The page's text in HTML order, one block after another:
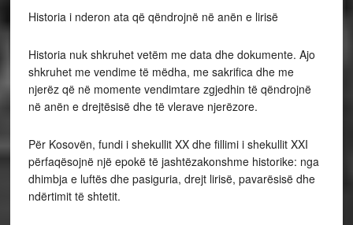
Historia i nderon ata që qëndrojnë në anën e lirisë
Historia nuk shkruhet vetëm me data dhe dokumente. Ajo
shkruhet me vendime të mëdha, me sakrifica dhe me
njerëz që në momente vendimtare zgjedhin të qëndrojnë
në anën e drejtësisë dhe të vlerave njerëzore.
Për Kosovën, fundi i shekullit XX dhe fillimi i shekullit XXI
përfaqësojnë një epokë të jashtëzakonshme historike: nga
dhimbja e luftës dhe pasiguria, drejt lirisë, pavarësisë dhe
ndërtimit të shtetit.